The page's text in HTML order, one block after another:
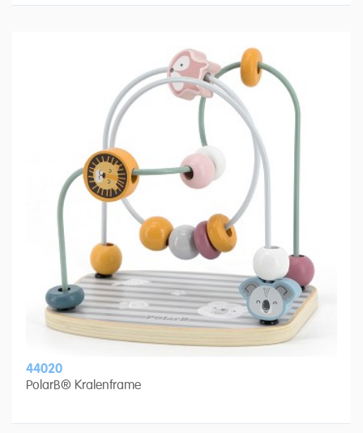
44020
PolarB® Kralenframe